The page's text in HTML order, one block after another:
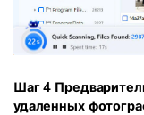
Шаг 4
удаленных